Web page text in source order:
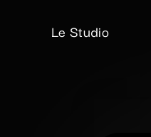
Le Studio